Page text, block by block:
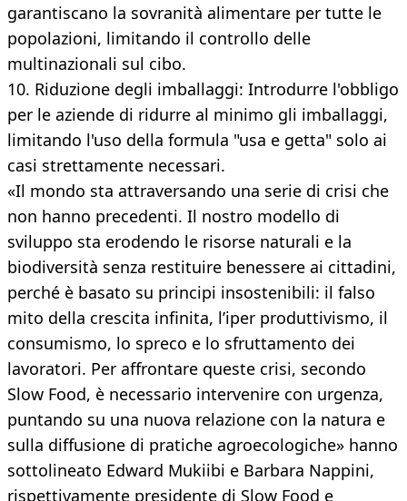
garantiscano la sovranità alimentare per tutte le
popolazioni, limitando il controllo delle
multinazionali sul cibo.
10. Riduzione degli imballaggi: Introdurre l'obbligo
per le aziende di ridurre al minimo gli imballaggi,
limitando l'uso della formula "usa e getta" solo ai
casi strettamente necessari.
«Il mondo sta attraversando una serie di crisi che
non hanno precedenti. Il nostro modello di
sviluppo sta erodendo le risorse naturali e la
biodiversità senza restituire benessere ai cittadini,
perché è basato su principi insostenibili: il falso
mito della crescita infinita, l’iper produttivismo, il
consumismo, lo spreco e lo sfruttamento dei
lavoratori. Per affrontare queste crisi, secondo
Slow Food, è necessario intervenire con urgenza,
puntando su una nuova relazione con la natura e
sulla diffusione di pratiche agroecologiche» hanno
sottolineato Edward Mukiibi e Barbara Nappini,
rispettivamente presidente di Slow Food e